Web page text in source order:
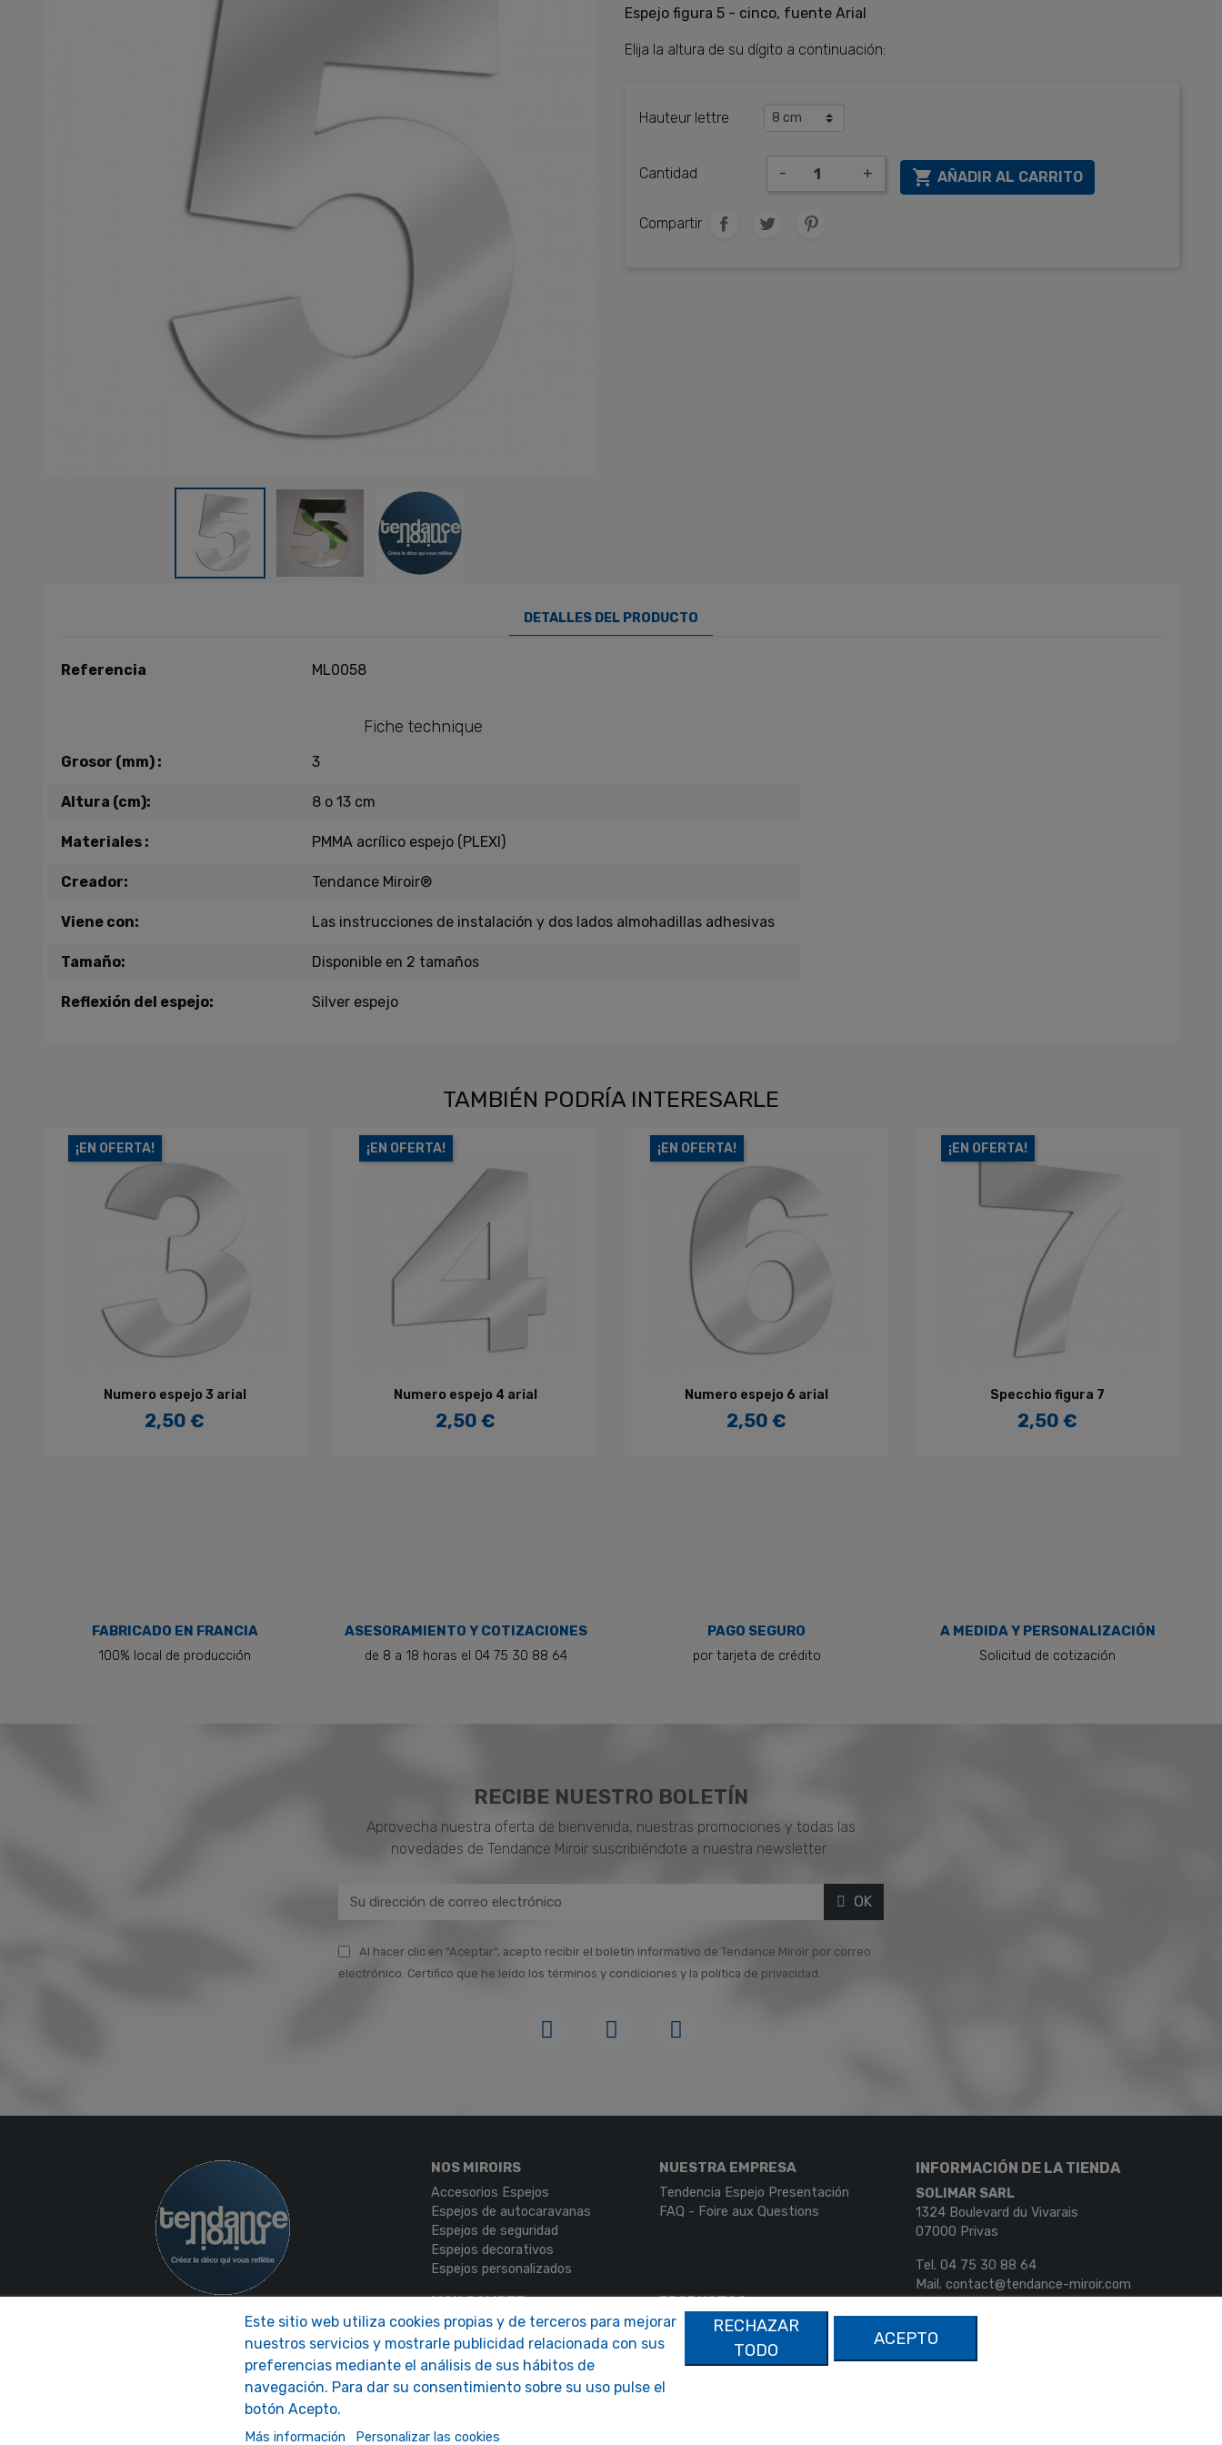
Espejo figura 5 - cinco, fuente Arial
Elija la altura de su dígito a continuación:
Hauteur lettre
Cantidad - +  AÑADIR AL CARRITO
Compartir
DETALLES DEL PRODUCTO
Referencia ML0058
Fiche technique
Grosor (mm) : 3
Altura (cm): 8 o 13 cm
Materiales : PMMA acrílico espejo (PLEXI)
Creador: Tendance Miroir®
Viene con: Las instrucciones de instalación y dos lados almohadillas adhesivas
Tamaño: Disponible en 2 tamaños
Reflexión del espejo: Silver espejo
TAMBIÉN PODRÍA INTERESARLE
AÑADIR AL CARRITO
Numero espejo 3 arial
Precio
2,50 €
¡EN OFERTA!
AÑADIR AL CARRITO
Numero espejo 4 arial
Precio
2,50 €
¡EN OFERTA!
AÑADIR AL CARRITO
Numero espejo 6 arial
Precio
2,50 €
¡EN OFERTA!
AÑADIR AL CARRITO
Specchio figura 7
Precio
2,50 €
¡EN OFERTA!
FABRICADO EN FRANCIA
100% local de producción
ASESORAMIENTO Y COTIZACIONES
de 8 a 18 horas el 04 75 30 88 64
PAGO SEGURO
por tarjeta de crédito
A MEDIDA Y PERSONALIZACIÓN
Solicitud de cotización
RECIBE NUESTRO BOLETÍN
Aprovecha nuestra oferta de bienvenida, nuestras promociones y todas las
novedades de Tendance Miroir suscribiéndote a nuestra newsletter.
OK
Al hacer clic en "Aceptar", acepto recibir el boletín informativo de Tendance Miroir por correo
electrónico. Certifico que he leído los términos y condiciones y la política de privacidad.
NOS MIROIRS
Accesorios Espejos
Espejos de autocaravanas
Espejos de seguridad
Espejos decorativos
Espejos personalizados
NUESTRA EMPRESA
Tendencia Espejo Presentación
FAQ - Foire aux Questions
MON COMPTE
Autenticación
Mi Cuenta
PRODUCTOS
Contáctenos
INFORMACIÓN DE LA TIENDA
SOLIMAR SARL
1324 Boulevard du Vivarais
07000 Privas
Tel. 04 75 30 88 64
Mail. contact@tendance-miroir.com
Este sitio web utiliza cookies propias y de terceros para mejorar
nuestros servicios y mostrarle publicidad relacionada con sus
preferencias mediante el análisis de sus hábitos de
navegación. Para dar su consentimiento sobre su uso pulse el
botón Acepto.
Más información Personalizar las cookies
RECHAZAR
TODO
ACEPTO